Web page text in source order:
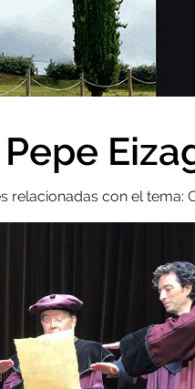
relacionadas con el tema: